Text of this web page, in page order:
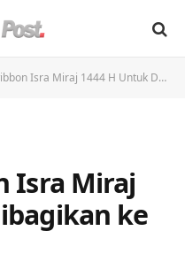
Isra Miraj 1444 H Untuk Dibagikan ke Medsos
Isra Miraj
ke